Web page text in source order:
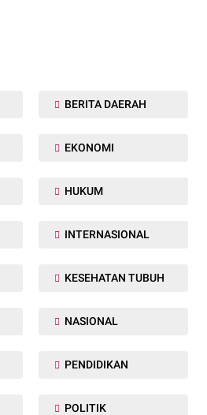
BERITA DAERAH
EKONOMI
HUKUM
INTERNASIONAL
KESEHATAN TUBUH
NASIONAL
PENDIDIKAN
POLITIK